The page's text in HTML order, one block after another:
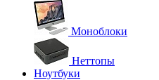
Моноблоки
Неттопы
Ноутбуки